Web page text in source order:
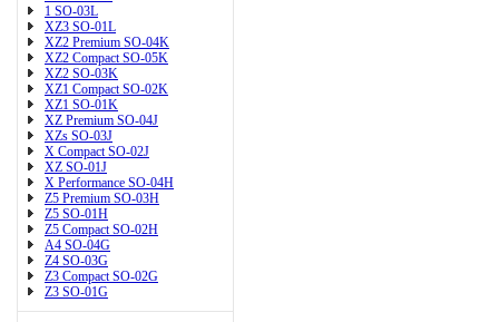
1 SO-03L
XZ3 SO-01L
XZ2 Premium SO-04K
XZ2 Compact SO-05K
XZ2 SO-03K
XZ1 Compact SO-02K
XZ1 SO-01K
XZ Premium SO-04J
XZs SO-03J
X Compact SO-02J
XZ SO-01J
X Performance SO-04H
Z5 Premium SO-03H
Z5 SO-01H
Z5 Compact SO-02H
A4 SO-04G
Z4 SO-03G
Z3 Compact SO-02G
Z3 SO-01G